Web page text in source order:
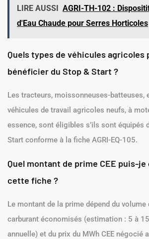
LIRE AUSSI
AGRI-TH-102 :
d'Eau Chaude pour Serres Horticoles
Quels types de véhicules agricoles
bénéficier du Stop & Start ?
Les tracteurs, moissonneuses-batteuses,
véhicules de travail agricoles neufs, à
essence, sont éligibles s’ils sont équipés
Start conforme à la fiche AGRI-EQ-105.
Quel montant de prime CEE puis-
cette fiche ?
Le montant de la prime dépend du volume
carburant économisés (estimation : 5 à
annuelle) et du prix du MWh CEE négocié